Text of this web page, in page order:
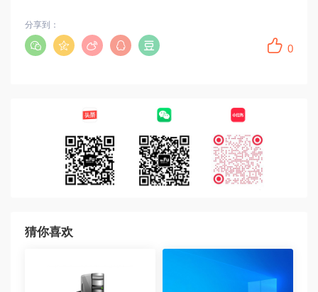
0
分享到：
猜你喜欢